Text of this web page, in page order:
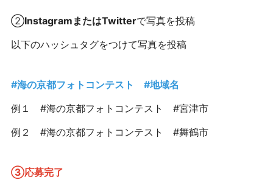
②InstagramまたはTwitterで写真を投稿
以下のハッシュタグをつけて写真を投稿
#海の京都フォトコンテスト #地域名
例１ #海の京都フォトコンテスト #宮津市
例２ #海の京都フォトコンテスト #舞鶴市
③応募完了